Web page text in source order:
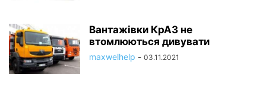
Вантажівки КрАЗ не
втомлюються дивувати
maxwelhelp - 03.11.2021